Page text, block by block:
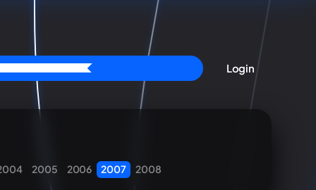
Login
2005 2006 2007 2008